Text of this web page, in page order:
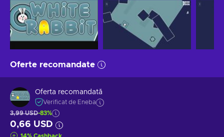
Oferte recomandate
Oferta recomandată
Verificat de Eneba
3,99 USD-83%
0,66 USD
14% Cashback